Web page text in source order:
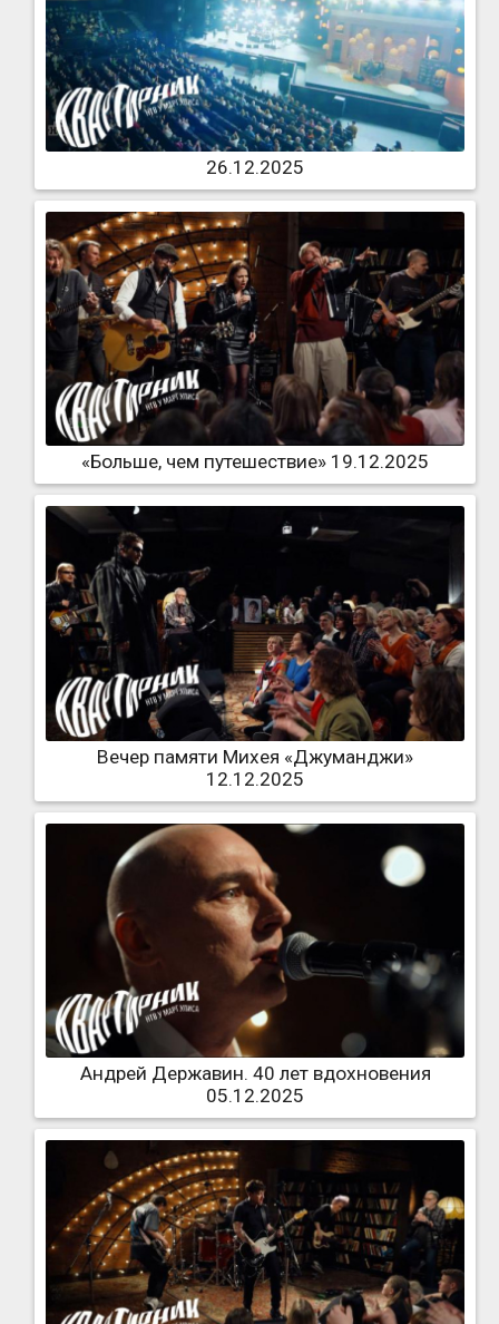
26.12.2025
«Больше, чем путешествие» 19.12.2025
Вечер памяти Михея «Джуманджи»
12.12.2025
Андрей Державин. 40 лет вдохновения
05.12.2025